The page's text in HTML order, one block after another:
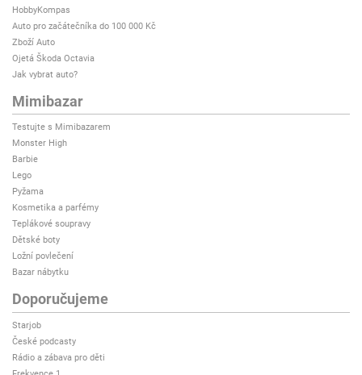
HobbyKompas
Auto pro začátečníka do 100 000 Kč
Zboží Auto
Ojetá Škoda Octavia
Jak vybrat auto?
Mimibazar
Testujte s Mimibazarem
Monster High
Barbie
Lego
Pyžama
Kosmetika a parfémy
Teplákové soupravy
Dětské boty
Ložní povlečení
Bazar nábytku
Doporučujeme
Starjob
České podcasty
Rádio a zábava pro děti